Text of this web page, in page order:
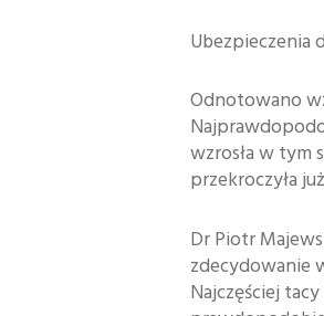
Ubezpieczenia
Odnotowano
wzrosła w tym
przekroczyła
Dr Piotr
zdecydowanie
Najczęściej